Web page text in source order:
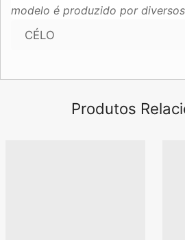
modelo é produzido por
CÉLO
Produtos